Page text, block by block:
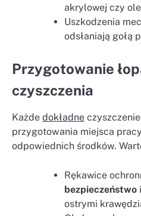
akrylowej czy
Uszkodzenia
odsłaniają gołą
Przygotowanie
czyszczenia
Każde dokładne
przygotowania miejsca
odpowiednich środków.
Rękawice
bezpieczeństwo
ostrymi